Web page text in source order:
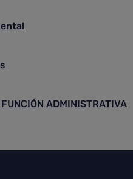
ADMINISTRATIVA